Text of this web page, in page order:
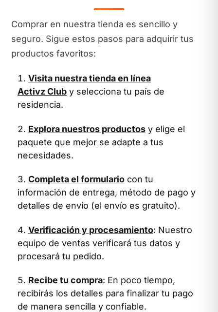
Comprar en nuestra tienda es sencillo y
seguro. Sigue estos pasos para adquirir tus
productos favoritos:
Visita nuestra tienda en línea
Activz Club y selecciona tu país de
residencia.
Explora nuestros productos y elige el
paquete que mejor se adapte a tus
necesidades.
Completa el formulario con tu
información de entrega, método de pago y
detalles de envío (el envío es gratuito).
Verificación y procesamiento: Nuestro
equipo de ventas verificará tus datos y
procesará tu pedido.
Recibe tu compra: En poco tiempo,
recibirás los detalles para finalizar tu pago
de manera sencilla y confiable.